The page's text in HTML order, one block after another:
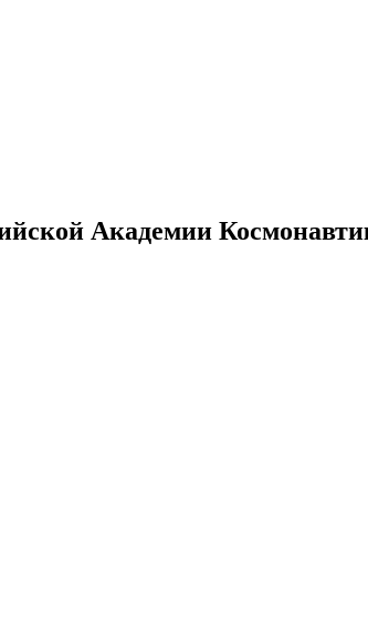
Академии